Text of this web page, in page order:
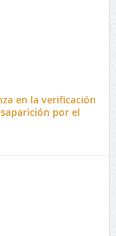
en la verificación
por el